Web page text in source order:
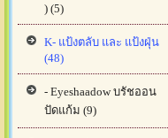
) (5)
K- แป้งตลับ และ แป้งฝุ่น
(48)
- Eyeshaadow บรัชออน
ปัดแก้ม (9)